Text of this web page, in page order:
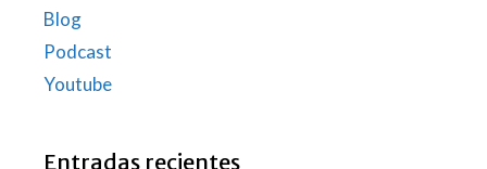
Blog
Podcast
Youtube
Entradas recientes